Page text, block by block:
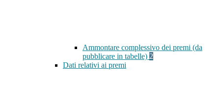
Ammontare complessivo dei premi (da
pubblicare in tabelle) 2
Dati relativi ai premi